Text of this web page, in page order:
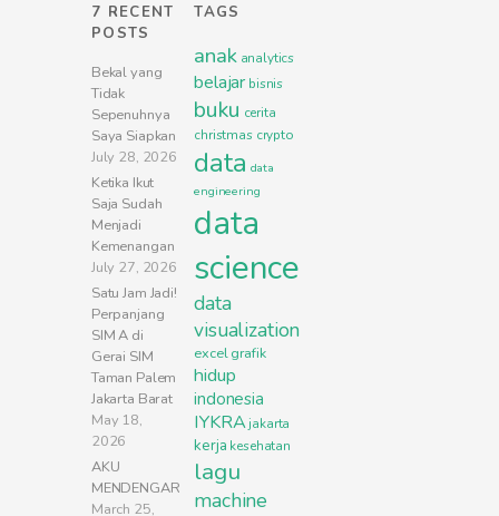
7 RECENT
POSTS
Bekal yang
Tidak
Sepenuhnya
Saya Siapkan
July 28, 2026
Ketika Ikut
Saja Sudah
Menjadi
Kemenangan
July 27, 2026
Satu Jam Jadi!
Perpanjang
SIM A di
Gerai SIM
Taman Palem
Jakarta Barat
May 18,
2026
AKU
MENDENGAR
March 25,
TAGS
anak analytics
belajar bisnis
buku cerita
christmas crypto
data data
engineering
data
science
data
visualization
excel grafik
hidup
indonesia
IYKRA jakarta
kerja kesehatan
lagu
machine